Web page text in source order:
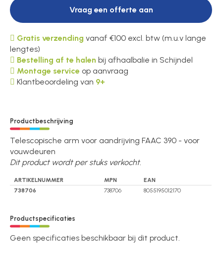
Contact
Vraag een offerte aan
Gratis verzending vanaf €100 excl. btw (m.u.v lange
lengtes)
Bestelling af te halen bij afhaalbalie in Schijndel
Montage service op aanvraag
Klantbeoordeling van 9+
Productbeschrijving
Telescopische arm voor aandrijving FAAC 390 - voor
vouwdeuren
Dit product wordt per stuks verkocht.
ARTIKELNUMMER MPN
EAN
738706
738706 8055195012170
Productspecificaties
Geen specificaties beschikbaar bij dit product.